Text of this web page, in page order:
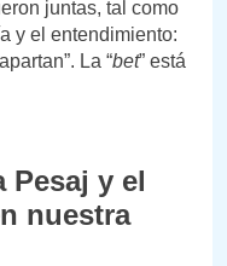
juntas, tal como
y el entendimiento:
La “bet” está
Pesaj y el
nuestra